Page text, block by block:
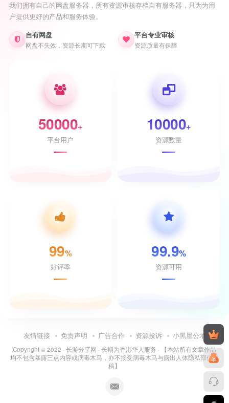
我们拥有自己的网盘服务器，所有资源审核存档自有服务器，只为为用
户提供更好的产品和服务体验。
自有网盘
网盘不失效，资源长期可下载
平台专业审核
资源质量有保障
50000+
平台用户
10000+
资源数量
99%
好评率
99.9%
资源可用
友情链接 免责声明 广告合作 资源投诉 小黑屋公示
Copyright © 2022 · 长游分享网 · 长期为香港华人服务 · 【本站所有文章作品
均不包含暴露三点内容或病毒木马，亦不接受病毒木马与露出人体隐私部位投
稿】